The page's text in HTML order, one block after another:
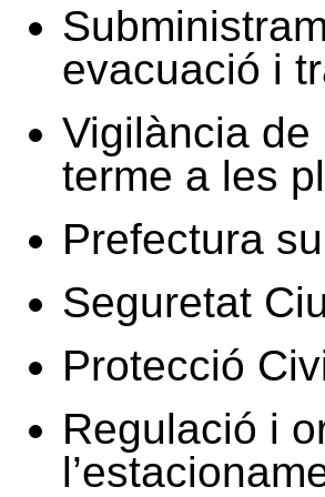
evacuació i
Vigilància
terme a les
Prefectura
Seguretat
Protecció
Regulació i